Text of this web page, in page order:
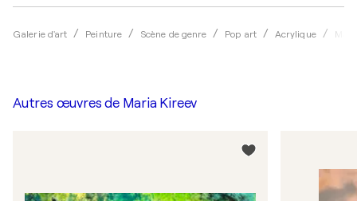
Galerie d'art Peinture Scène de genre Pop art Acrylique
Autres œuvres de Maria Kireev